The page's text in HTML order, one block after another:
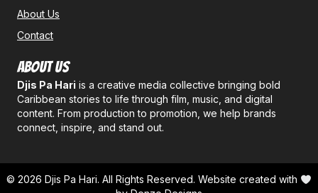
About Us
Contact
About Us
Djis Pa Hari is a creative media collective bringing bold
Caribbean stories to life through film, music, and digital
content. From production to promotion, we help brands
connect, inspire, and stand out.
© 2026 Djis Pa Hari. All Rights Reserved. Website created with